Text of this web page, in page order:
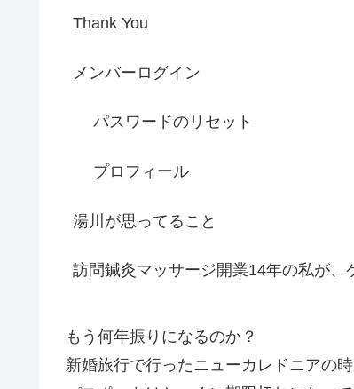
Thank You
メンバーログイン
パスワードのリセット
プロフィール
湯川が思ってること
訪問鍼灸マッサージ開業14年の私が
もう何年振りになるのか？
新婚旅行で行ったニューカレドニアの